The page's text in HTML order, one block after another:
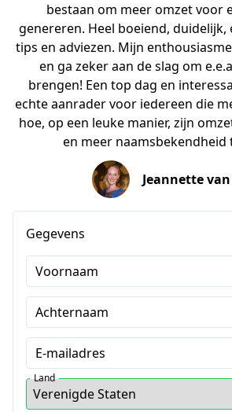
bestaan om meer omzet voor
genereren. Heel boeiend,
tips en adviezen. Mijn
en ga zeker aan de slag om
brengen! Een top dag en
echte aanrader voor iedereen die
hoe, op een leuke manier, zijn
en meer naamsbekendheid
Jeannette
Gegevens
Voornaam
Achternaam
E-mailadres
Land